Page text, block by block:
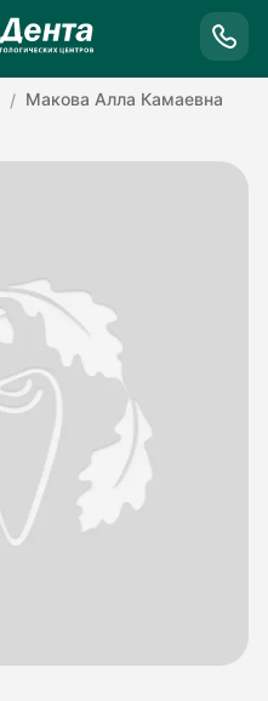
Макова Алла Камаевна